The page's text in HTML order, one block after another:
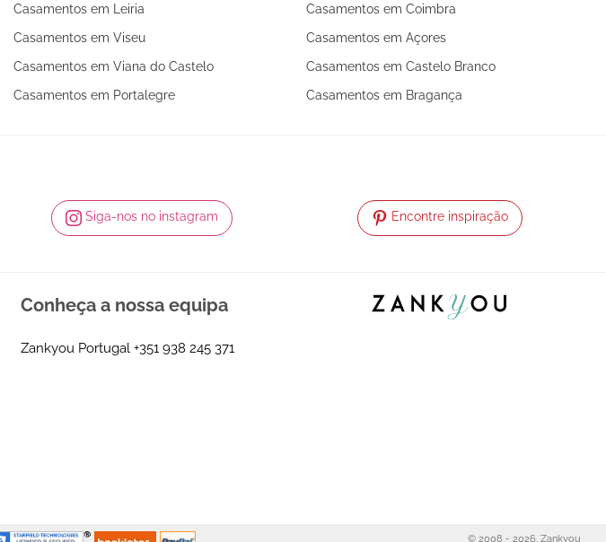
Casamentos em Leiria
Casamentos em Coimbra
Casamentos em Viseu
Casamentos em Açores
Casamentos em Viana do Castelo
Casamentos em Castelo Branco
Casamentos em Portalegre Casamentos em Bragança
Siga-nos no instagram Encontre inspiração
Conheça a nossa equipa
Zankyou Portugal +351 938 245 371
© 2008 - 2026, Zankyou